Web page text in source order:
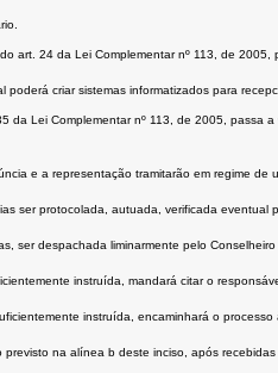
art. 24 da Lei Complementar nº 113, de
poderá criar sistemas informatizados para
da Lei Complementar nº 113, de 2005, passa
e a representação tramitarão em regime de
ser protocolada, autuada, verificada eventual
ser despachada liminarmente pelo
instruída, mandará citar o
instruída, encaminhará o
previsto na alínea b deste inciso, após